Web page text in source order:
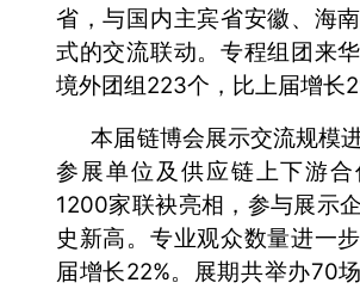
省，与国内主宾省安徽、海
式的交流联动。专程组团来
境外团组223个，比上届增长
本届链博会展示交流规模
参展单位及供应链上下游
1200家联袂亮相，参与展示
史新高。专业观众数量进一
届增长22%。展期共举办70